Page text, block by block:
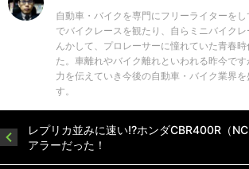
自動車・バイクを専門にフリーライターを
でバイクレースを観たり、自らミニバイク
んかして、プロレーサーに憧れていた青春
た。車離れやバイク離れといわれる昨今で
力を伝えていき今後の自動車・バイク業界
す。
レプリカ並みに速い!?ホンダCBR400R（
アラーだった！